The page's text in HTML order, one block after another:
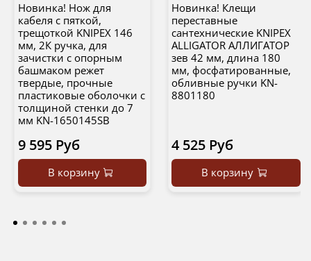
Новинка! Нож для
кабеля с пяткой,
трещоткой KNIPEX 146
мм, 2К ручка, для
зачистки c опорным
башмаком режет
твердые, прочные
пластиковые оболочки с
толщиной стенки до 7
мм KN-1650145SB
9 595 Руб
В корзину
Новинка! Клещи
переставные
сантехнические KNIPEX
ALLIGATOR АЛЛИГАТОР
зев 42 мм, длина 180
мм, фосфатированные,
обливные ручки KN-
8801180
4 525 Руб
В корзину